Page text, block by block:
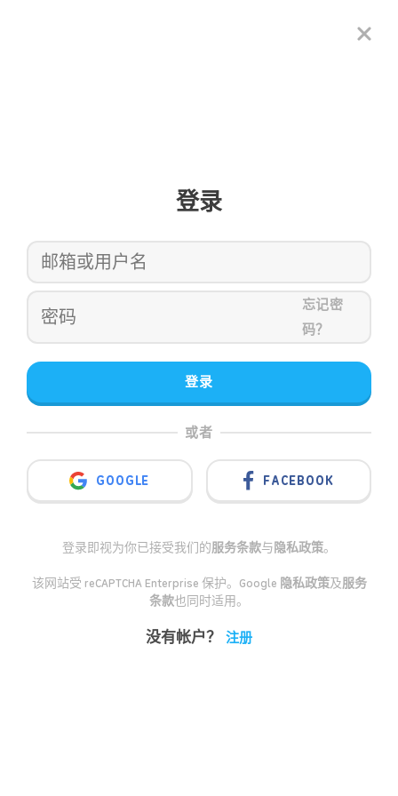
登录
忘记密
码？
登录
或者
GOOGLE FACEBOOK
登录即视为你已接受我们的服务条款与隐私政策。
该网站受 reCAPTCHA Enterprise 保护。Google 隐私政策及服务
条款也同时适用。
没有帐户？ 注册